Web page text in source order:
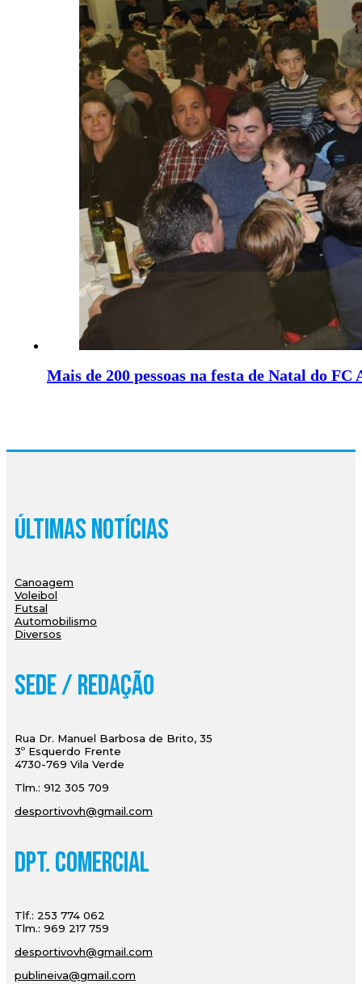
Mais de 200 pessoas na festa de Natal do FC
Últimas Notícias
Canoagem
Voleibol
Futsal
Automobilismo
Diversos
Sede / Redação
Rua Dr. Manuel Barbosa de Brito, 35
3º Esquerdo Frente
4730-769 Vila Verde
Tlm.: 912 305 709
desportivovh@gmail.com
Dpt. Comercial
Tlf.: 253 774 062
Tlm.: 969 217 759
desportivovh@gmail.com
publineiva@gmail.com